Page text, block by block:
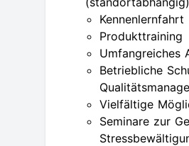
Kennenlernfahrt
Produkttraining
Umfangreiches
Betriebliche
Vielfältige
Seminare zur